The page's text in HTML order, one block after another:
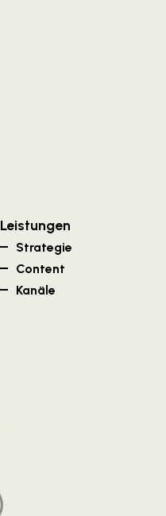
Leistungen
Strategie
Content
Kanäle